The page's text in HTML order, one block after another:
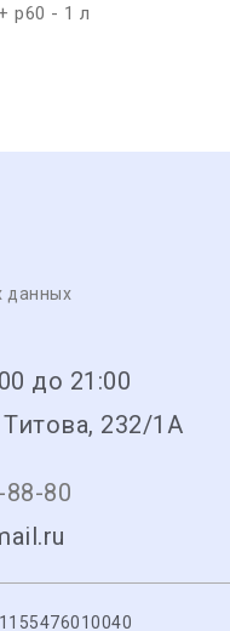
p60 - 1 л
данных
до 21:00
232/1А
88-80